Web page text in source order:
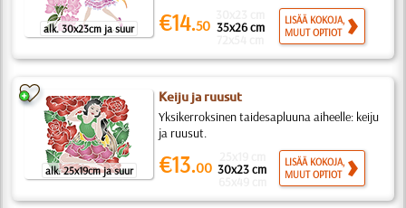
alk. 30x23cm ja suur €14.50 35x26 cm
LISÄÄ KOKOJA,
MUUT OPTIOT
alk. 25x19cm ja suur
Keiju ja ruusut
Yksikerroksinen taidesapluuna aiheelle: keiju
ja ruusut.
€13.00 30x23 cm
LISÄÄ KOKOJA,
MUUT OPTIOT